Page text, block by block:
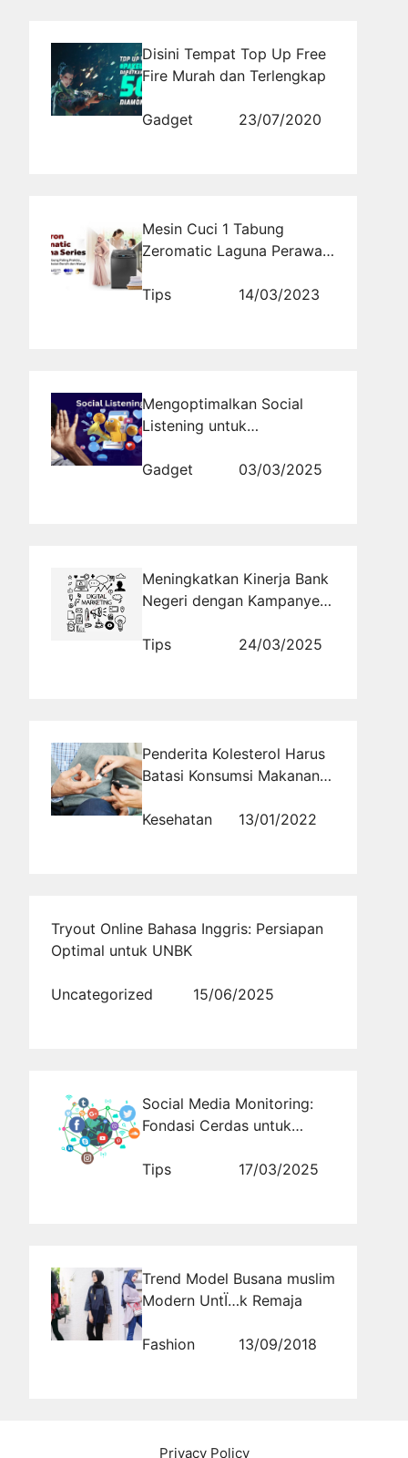
Disini Tempat Top Up Free
Fire Murah dan Terlengkap
Gadget 23/07/2020
Mesin Cuci 1 Tabung
Zeromatic Laguna Perawat
Tips
14/03/2023
Mengoptimalkan Social
Listening untuk
Tren Pasar
Gadget 03/03/2025
Meningkatkan Kinerja Bank
Negeri dengan Kampanye
Tips
24/03/2025
Penderita Kolesterol Harus
Batasi Konsumsi Makanan
Kesehatan
13/01/2022
Tryout Online Bahasa Inggris: Persiapan
Optimal untuk UNBK
Uncategorized 15/06/2025
Social Media Monitoring:
Fondasi Cerdas untuk
Tips
17/03/2025
Trend Model Busana muslim
Modern UntÏ…k Remaja
Fashion 13/09/2018
Privacy Policy